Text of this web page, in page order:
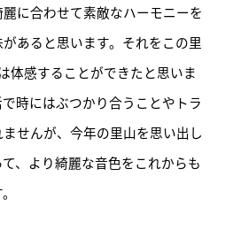
に合わせて素敵なハーモニーを
あると思います。それをこの里
体感することができたと思いま
時にはぶつかり合うことやトラ
せんが、今年の里山を思い出し
、より綺麗な音色をこれからも